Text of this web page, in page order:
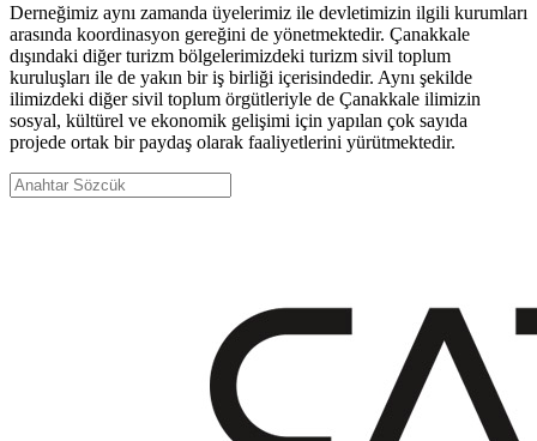
Derneğimiz aynı zamanda üyelerimiz ile devletimizin ilgili kurumları
arasında koordinasyon gereğini de yönetmektedir. Çanakkale
dışındaki diğer turizm bölgelerimizdeki turizm sivil toplum
kuruluşları ile de yakın bir iş birliği içerisindedir. Aynı şekilde
ilimizdeki diğer sivil toplum örgütleriyle de Çanakkale ilimizin
sosyal, kültürel ve ekonomik gelişimi için yapılan çok sayıda
projede ortak bir paydaş olarak faaliyetlerini yürütmektedir.